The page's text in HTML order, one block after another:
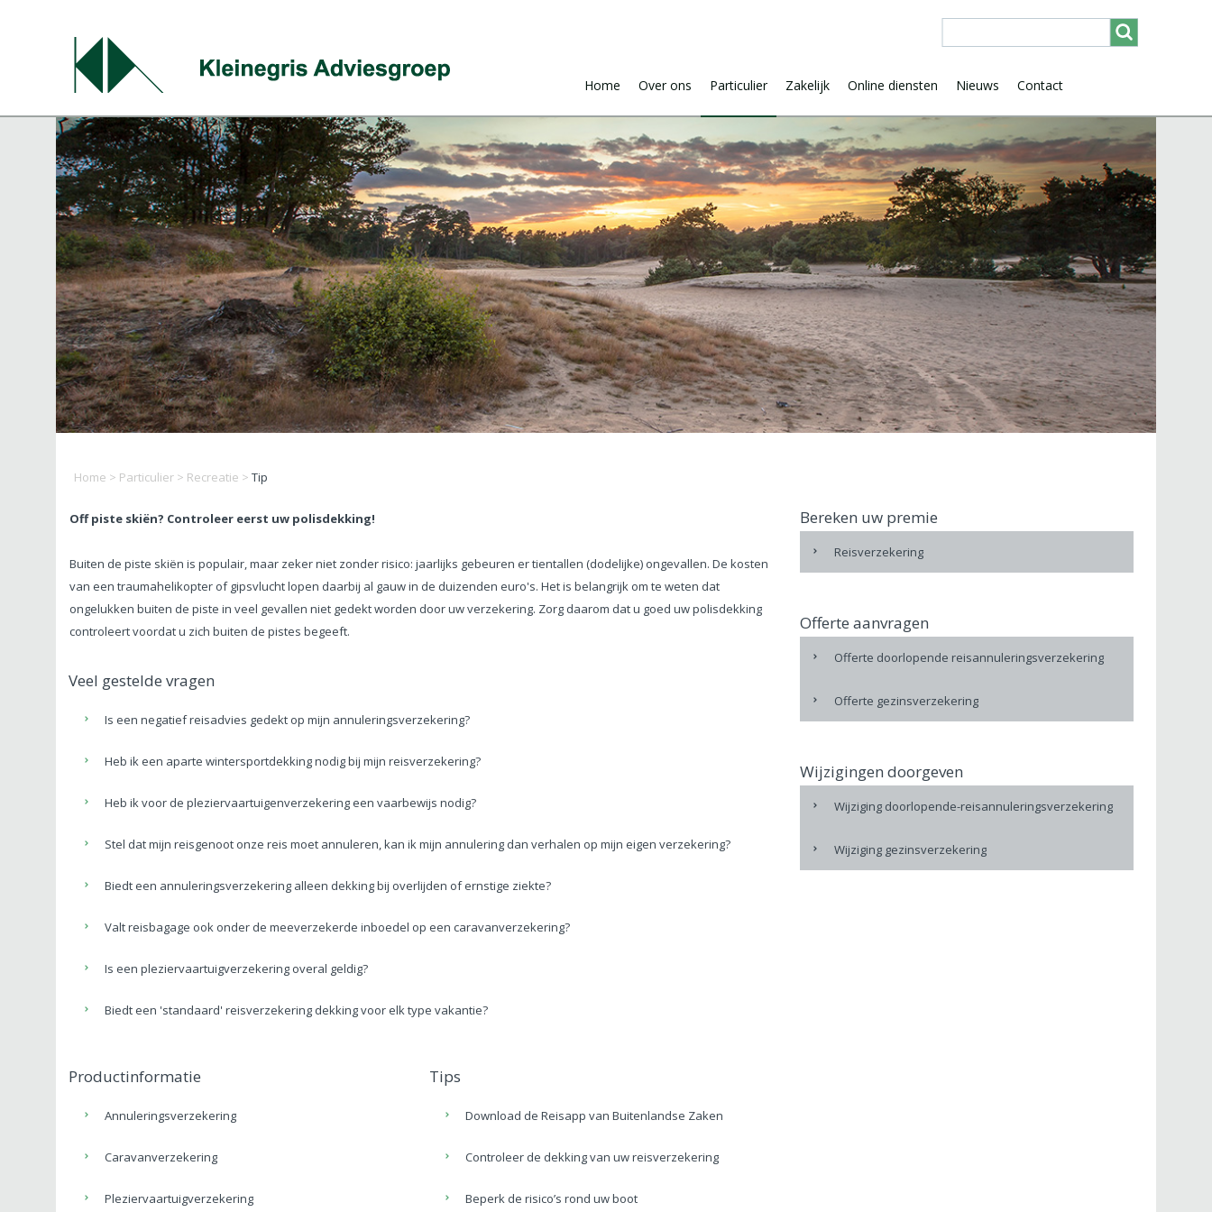
Home > Particulier > Recreatie > Tip
Off piste skiën? Controleer eerst uw polisdekking!
Buiten de piste skiën is populair, maar zeker niet zonder risico: jaarlijks gebeuren er tientallen (dodelijke) ongevallen. De kosten
van een traumahelikopter of gipsvlucht lopen daarbij al gauw in de duizenden euro's. Het is belangrijk om te weten dat
ongelukken buiten de piste in veel gevallen niet gedekt worden door uw verzekering. Zorg daarom dat u goed uw polisdekking
controleert voordat u zich buiten de pistes begeeft.
Veel gestelde vragen
Is een negatief reisadvies gedekt op mijn annuleringsverzekering?
Heb ik een aparte wintersportdekking nodig bij mijn reisverzekering?
Heb ik voor de pleziervaartuigenverzekering een vaarbewijs nodig?
Stel dat mijn reisgenoot onze reis moet annuleren, kan ik mijn annulering dan verhalen op mijn eigen verzekering?
Biedt een annuleringsverzekering alleen dekking bij overlijden of ernstige ziekte?
Valt reisbagage ook onder de meeverzekerde inboedel op een caravanverzekering?
Is een pleziervaartuigverzekering overal geldig?
Biedt een 'standaard' reisverzekering dekking voor elk type vakantie?
Productinformatie
Annuleringsverzekering
Caravanverzekering
Pleziervaartuigverzekering
Tips
Download de Reisapp van Buitenlandse Zaken
Controleer de dekking van uw reisverzekering
Beperk de risico’s rond uw boot
Bereken uw premie
Reisverzekering
Offerte aanvragen
Offerte doorlopende reisannuleringsverzekering
Offerte gezinsverzekering
Wijzigingen doorgeven
Wijziging doorlopende-reisannuleringsverzekering
Wijziging gezinsverzekering
Home Over ons Particulier Zakelijk Online diensten Nieuws Contact